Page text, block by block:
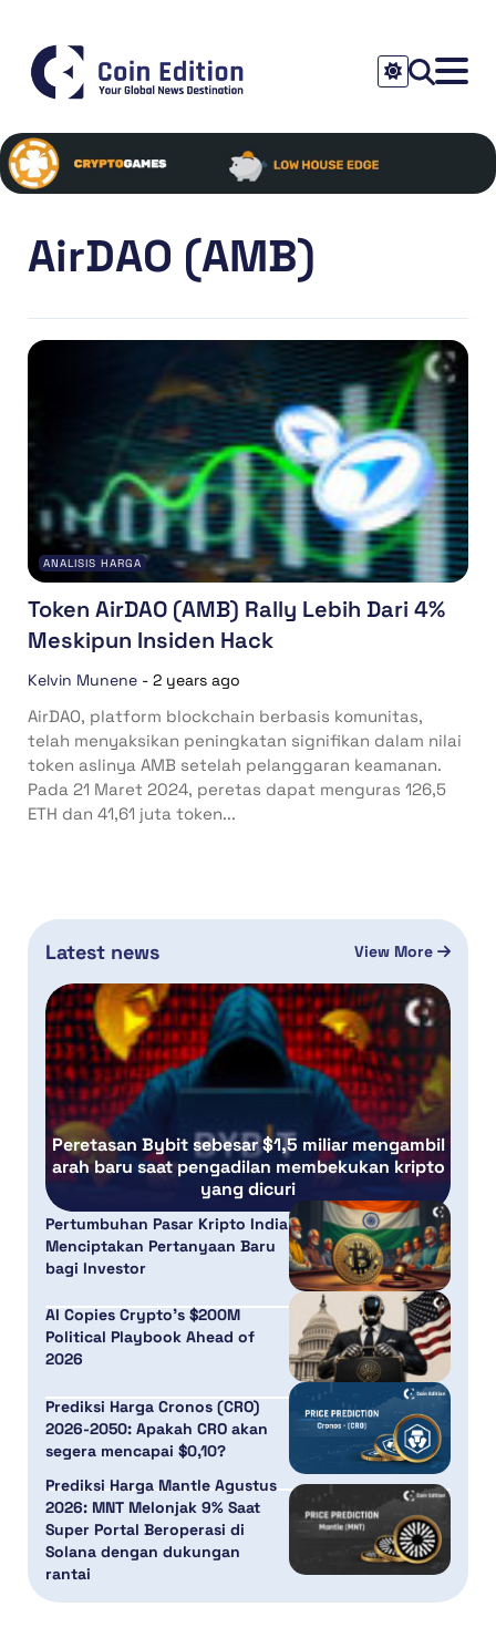
AirDAO (AMB)
ANALISIS HARGA
Token AirDAO (AMB) Rally Lebih Dari 4%
Meskipun Insiden Hack
Kelvin Munene - 2 years ago
AirDAO, platform blockchain berbasis komunitas,
telah menyaksikan peningkatan signifikan dalam nilai
token aslinya AMB setelah pelanggaran keamanan.
Pada 21 Maret 2024, peretas dapat menguras 126,5
ETH dan 41,61 juta token...
Latest news View More
Peretasan Bybit sebesar $1,5 miliar mengambil
arah baru saat pengadilan membekukan kripto
yang dicuri
Pertumbuhan Pasar Kripto India
Menciptakan Pertanyaan Baru
bagi Investor
AI Copies Crypto’s $200M
Political Playbook Ahead of
2026
Prediksi Harga Cronos (CRO)
2026-2050: Apakah CRO akan
segera mencapai $0,10?
Prediksi Harga Mantle Agustus
2026: MNT Melonjak 9% Saat
Super Portal Beroperasi di
Solana dengan dukungan
rantai